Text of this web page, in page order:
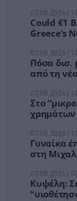
Could €1
Greece’s
Πόσα δισ.
από τη
Στο
χρημάτων
Γυναίκα
στη
Κυψέλη: